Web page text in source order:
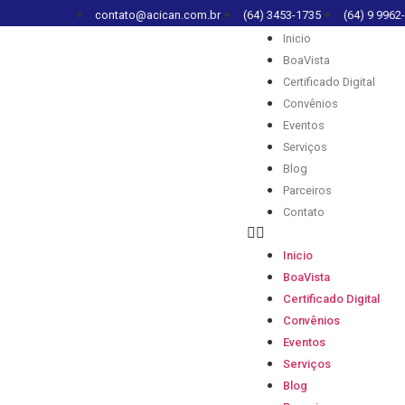
contato@acican.com.br (64) 3453-1735 (64) 9
Inicio
BoaVista
Certificado Digital
Convênios
Eventos
Serviços
Blog
Parceiros
Contato
Inicio
BoaVista
Certificado Digital
Convênios
Eventos
Serviços
Blog